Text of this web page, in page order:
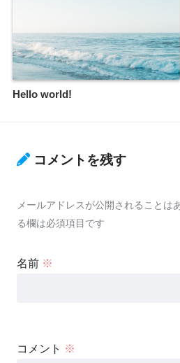
Hello world!
コメントを残す
メールアドレスが公開されることは
る欄は必須項目です
コメント ※
名前 ※